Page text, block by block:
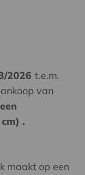
2026 t.e.m.
van
.
maakt op een